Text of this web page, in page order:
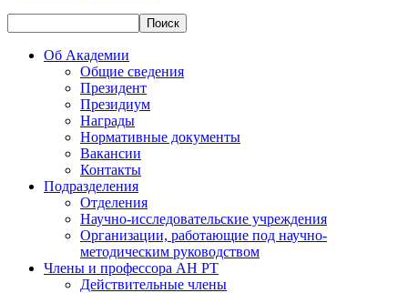
Об Академии
Общие сведения
Президент
Президиум
Награды
Нормативные документы
Вакансии
Контакты
Подразделения
Отделения
Научно-исследовательские учреждения
Организации, работающие под научно-
методическим руководством
Члены и профессора АН РТ
Действительные члены